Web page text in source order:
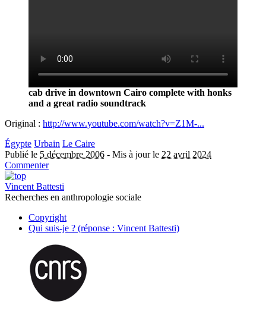
cab drive in downtown Cairo complete with honks
and a great radio soundtrack
Original : http://www.youtube.com/watch?v=Z1M-...
Égypte Urbain Le Caire
Publié le 5 décembre 2006 - Mis à jour le 22 avril 2024
Commenter
Vincent Battesti
Recherches en anthropologie sociale
Copyright
Qui suis-je ? (réponse : Vincent Battesti)